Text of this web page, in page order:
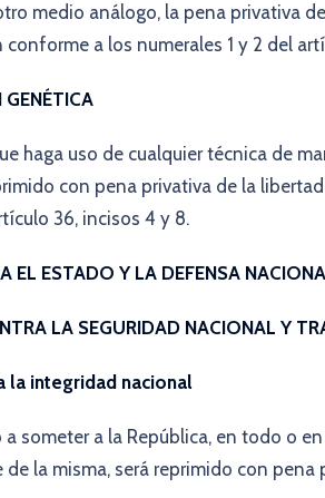
medio análogo, la pena privativa
a los numerales 1 y 2 del
haga uso de cualquier técnica de
con pena privativa de la
36, incisos 4 y 8.
EL ESTADO Y LA DEFENSA
LA SEGURIDAD NACIONAL Y
la integridad nacional
someter a la República, en todo o
la misma, será reprimido con